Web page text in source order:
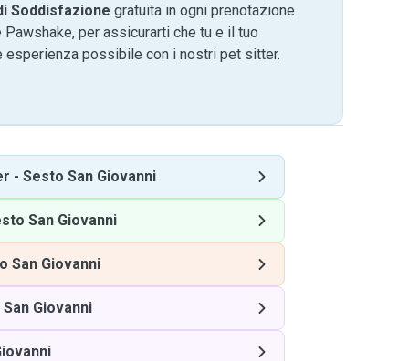
Soddisfazione gratuita in ogni prenotazione
per assicurarti che tu e il tuo
esperienza possibile con i nostri pet sitter.
- Sesto San Giovanni
San Giovanni
San Giovanni
Giovanni